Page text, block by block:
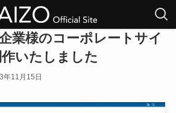
業様のコーポレートサイ
作いたしました
年11月15日